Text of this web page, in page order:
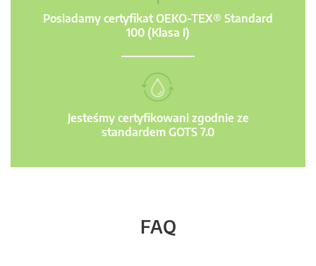
Posiadamy certyfikat OEKO-TEX® Standard
100 (Klasa I)
Jesteśmy certyfikowani zgodnie ze
standardem GOTS 7.0
FAQ